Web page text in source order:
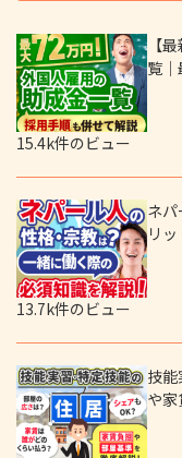
【
覧
15.4k件のビュー
ネ
リ
13.7k件のビュー
技
や